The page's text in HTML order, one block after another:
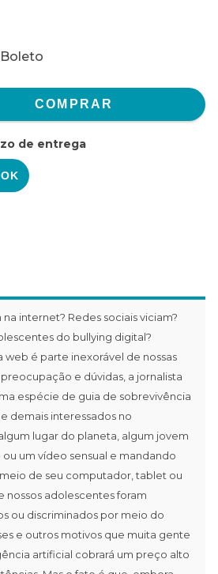
Boleto
de entrega
internet? Redes sociais viciam?
do bullying digital?
web é parte inexorável de nossas
e dúvidas, a jornalista
espécie de guia de sobrevivência
demais interessados no
lugar do planeta, algum jovem
um vídeo sensual e mandando
de seu computador, tablet ou
nossos adolescentes foram
ou discriminados por meio do
e outros motivos que muita gente
artificial cobrará um preço alto